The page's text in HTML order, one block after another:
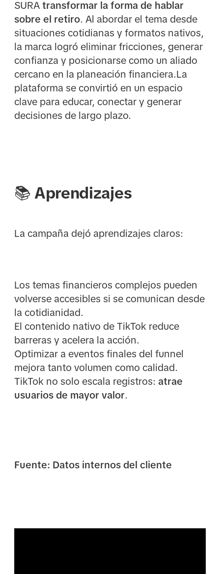
SURA transformar la forma de hablar
sobre el retiro. Al abordar el tema desde
situaciones cotidianas y formatos nativos,
la marca logró eliminar fricciones, generar
confianza y posicionarse como un aliado
cercano en la planeación financiera.La
plataforma se convirtió en un espacio
clave para educar, conectar y generar
decisiones de largo plazo.
📚 Aprendizajes
La campaña dejó aprendizajes claros:
Los temas financieros complejos pueden
volverse accesibles si se comunican desde
la cotidianidad.
El contenido nativo de TikTok reduce
barreras y acelera la acción.
Optimizar a eventos finales del funnel
mejora tanto volumen como calidad.
TikTok no solo escala registros: atrae
usuarios de mayor valor.
Fuente: Datos internos del cliente